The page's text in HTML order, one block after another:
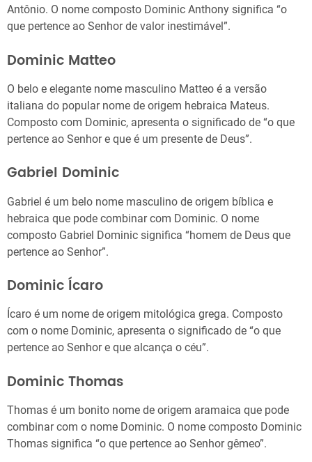
Antônio. O nome composto Dominic Anthony significa “o
que pertence ao Senhor de valor inestimável”.
Dominic Matteo
O belo e elegante nome masculino Matteo é a versão
italiana do popular nome de origem hebraica Mateus.
Composto com Dominic, apresenta o significado de “o que
pertence ao Senhor e que é um presente de Deus”.
Gabriel Dominic
Gabriel é um belo nome masculino de origem bíblica e
hebraica que pode combinar com Dominic. O nome
composto Gabriel Dominic significa “homem de Deus que
pertence ao Senhor”.
Dominic Ícaro
Ícaro é um nome de origem mitológica grega. Composto
com o nome Dominic, apresenta o significado de “o que
pertence ao Senhor e que alcança o céu”.
Dominic Thomas
Thomas é um bonito nome de origem aramaica que pode
combinar com o nome Dominic. O nome composto Dominic
Thomas significa “o que pertence ao Senhor gêmeo”.